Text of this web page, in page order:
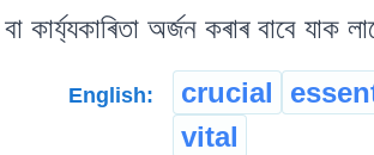
বা কাৰ্য্যকাৰিতা অৰ্জন কৰাৰ বাবে যাক
English: crucial
vital